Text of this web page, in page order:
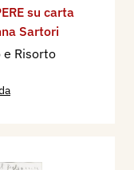
su carta
Sartori
e Risorto